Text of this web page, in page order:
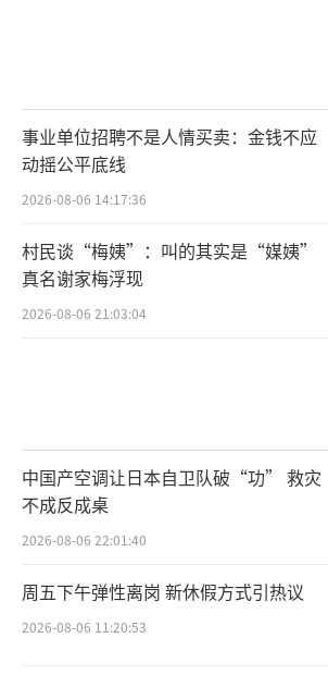
事业单位招聘不是人情买卖：金钱不应
动摇公平底线
2026-08-06 14:17:36
村民谈“梅姨”：叫的其实是“媒姨”
真名谢家梅浮现
2026-08-06 21:03:04
中国产空调让日本自卫队破“功” 救灾
不成反成桌
2026-08-06 22:01:40
周五下午弹性离岗 新休假方式引热议
2026-08-06 11:20:53